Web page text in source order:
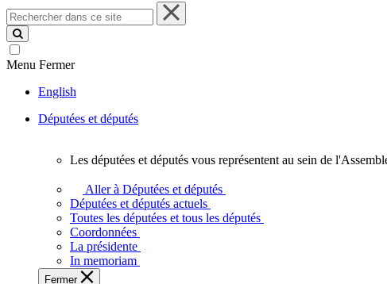
Rechercher
dans
ce
site
Menu Fermer
English
Députées et députés
députées
députés
vous
représentent
sein
Les députées et députés vous représentent au sein de
Aller à Députées et députés
Députées et députés actuels
Toutes les députées et tous les députés
Coordonnées
La présidente
In memoriam
Fermer